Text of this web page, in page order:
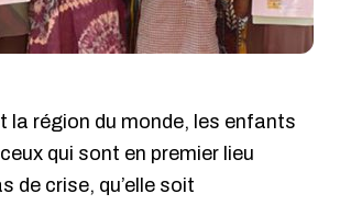
la région du monde, les enfants
qui sont en premier lieu
de crise, qu’elle soit